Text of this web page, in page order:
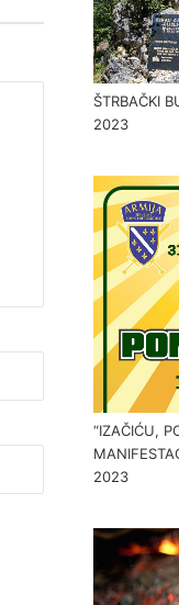
ŠTRBAČKI
2023
“IZAČIĆU,
2023